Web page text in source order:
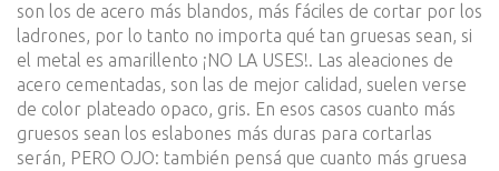
son los de acero más blandos, más fáciles de cortar por los
ladrones, por lo tanto no importa qué tan gruesas sean, si
el metal es amarillento ¡NO LA USES!. Las aleaciones de
acero cementadas, son las de mejor calidad, suelen verse
de color plateado opaco, gris. En esos casos cuanto más
gruesos sean los eslabones más duras para cortarlas
serán, PERO OJO: también pensá que cuanto más gruesa